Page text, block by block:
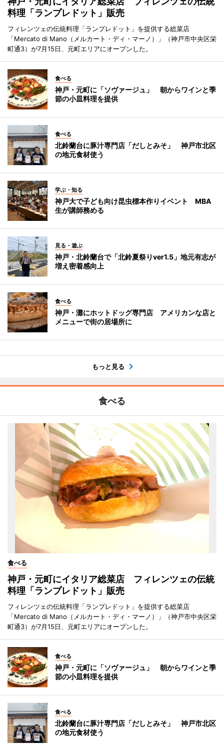
料理「ランプレドット」販売
フィレンツェの伝統料理「ランプレドット」を提供する総菜店
「Mercato di Mano（メルカート・ディ・マーノ）」（神戸市中央区栄
町通3）が7月15日、元町エリアにオープンした。
食べる
神戸・元町に「ソヴァージュ」 朝からワインと季
節の小皿料理を提供
食べる
北鈴蘭台に豚汁専門店「だしとみそ」 神戸市北区
の地元食材使う
学ぶ・知る
神戸大で子ども向け昆虫標本作りイベント MBA
生が講師務める
見る・遊ぶ
神戸・北鈴蘭台で「北鈴夏祭りver1.5」地元有志が
増え密着感向上
食べる
神戸・灘にホットドッグ専門店 アメリカンな店と
メニューで街の居場所に
もっと見る
食べる
食べる
神戸・元町にイタリア総菜店 フィレンツェの伝統
料理「ランプレドット」販売
フィレンツェの伝統料理「ランプレドット」を提供する総菜店
「Mercato di Mano（メルカート・ディ・マーノ）」（神戸市中央区栄
町通3）が7月15日、元町エリアにオープンした。
食べる
神戸・元町に「ソヴァージュ」 朝からワインと季
節の小皿料理を提供
食べる
北鈴蘭台に豚汁専門店「だしとみそ」 神戸市北区
の地元食材使う